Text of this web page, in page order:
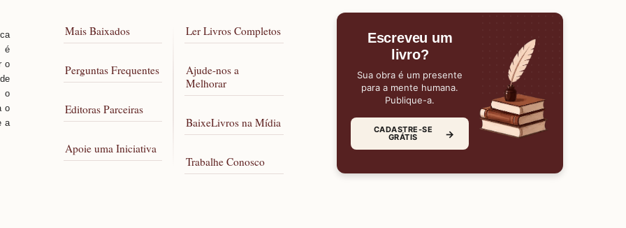
é
o
o
o
a
Mais Baixados
Perguntas Frequentes
Editoras Parceiras
Apoie uma Iniciativa
Ler Livros Completos
Ajude-nos a
Melhorar
BaixeLivros na Mídia
Trabalhe Conosco
Escreveu um
livro?
Sua obra é um presente
para a mente humana.
Publique-a.
CADASTRE-SE
GRÁTIS →